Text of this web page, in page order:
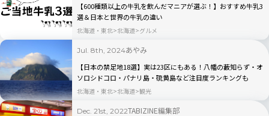
【600種類以上の牛乳を飲んだマニアが選ぶ！】おすすめ牛乳3
選＆日本と世界の牛乳の違い
北海道・東北 北海道 グルメ
Jul. 8th, 2024あやみ
【日本の禁足地18選】実は23区にもある！八幡の藪知らず・オ
ソロシドコロ・パナリ島・硫黄島など注目度ランキングも
北海道・東北 北海道 観光
Dec. 21st, 2022TABIZINE編集部